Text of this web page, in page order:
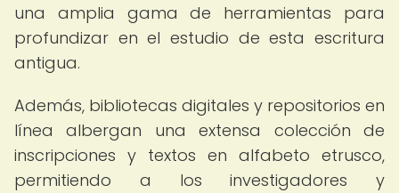
una amplia gama de herramientas para
profundizar en el estudio de esta escritura
antigua.
Además, bibliotecas digitales y repositorios en
línea albergan una extensa colección de
inscripciones y textos en alfabeto etrusco,
permitiendo a los investigadores y